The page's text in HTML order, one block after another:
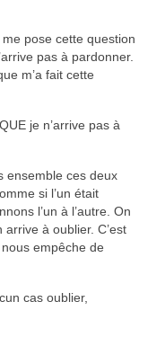
pose cette question
pas à pardonner.
m’a fait cette
je n’arrive pas à
ensemble ces deux
si l’un était
l’un à l’autre. On
à oublier. C’est
empêche de
cas oublier,